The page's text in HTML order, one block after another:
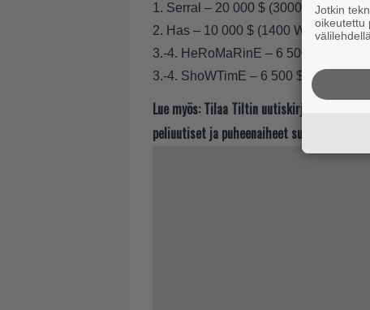
1. Serral – 20 000 $ (3000 WCS pts.)
2. Has – 10 000 $ (1400 WCS pts.)
3.-4. HeRoMaRinE – 6 500 $ (900
3.-4. ShoWTimE – 6 500 $ (900 WCS
Lue myös: Tilaa Tiltin uutiskirje ja tiedät
peliuutiset ja puheenaiheet suoraan
Jotkin
oikeutettu
välilehdellä.